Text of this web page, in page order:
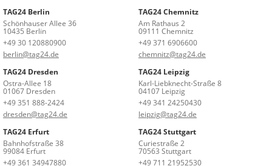
TAG24 Berlin
Schönhauser Allee 36
10435 Berlin
+49 30 120880900
berlin@tag24.de
TAG24 Chemnitz
Am Rathaus 2
09111 Chemnitz
+49 371 6906600
chemnitz@tag24.de
TAG24 Dresden
Ostra-Allee 18
01067 Dresden
+49 351 888-2424
dresden@tag24.de
TAG24 Leipzig
Karl-Liebknecht-Straße 8
04107 Leipzig
+49 341 24250430
leipzig@tag24.de
TAG24 Erfurt
Bahnhofstraße 38
99084 Erfurt
+49 361 34947880
TAG24 Stuttgart
Curiestraße 2
70563 Stuttgart
+49 711 21952530